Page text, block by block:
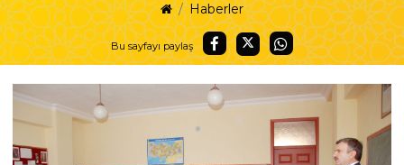
Haberler
Bu sayfayı paylaş